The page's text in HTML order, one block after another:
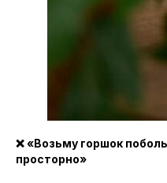
❌ «Возьму горшок
просторно»
Чойс у вас в